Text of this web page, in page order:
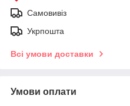
Самовивіз
Укрпошта
Всі умови доставки
Умови оплати